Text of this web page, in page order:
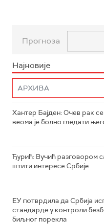
Прогноза
Најновије
Хантер Бајден: Очев рак
веома је болно гледати
Ђурић: Вучић разговором
штити интересе Србије
ЕУ потврдила да Србија
стандарде у контроли
биљног порекла